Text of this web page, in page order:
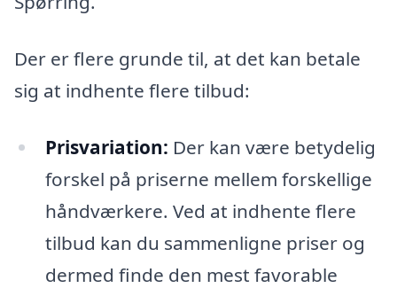
Der er flere grunde til, at det kan betale
sig at indhente flere tilbud:
Prisvariation: Der kan være betydelig
forskel på priserne mellem forskellige
håndværkere. Ved at indhente flere
tilbud kan du sammenligne priser og
dermed finde den mest favorable